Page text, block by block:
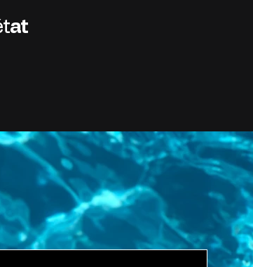
at